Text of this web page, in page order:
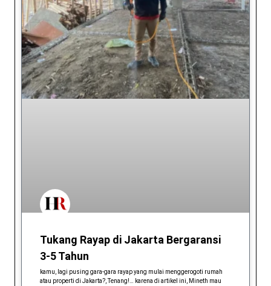
Tukang Rayap di Jakarta Bergaransi
3-5 Tahun
kamu, lagi pusing gara-gara rayap yang mulai menggerogoti rumah
atau properti di Jakarta?, Tenang!… karena di artikel ini, Mineth mau